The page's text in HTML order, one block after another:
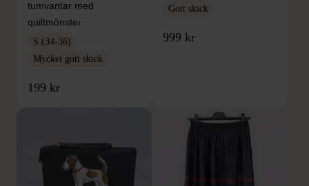
tumvantar med
quiltmönster
S (34-36)
Mycket gott skick
199 kr
Gott skick
999 kr